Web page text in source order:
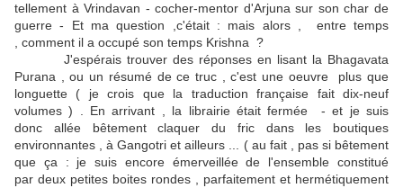
tellement à Vrindavan - cocher-mentor d'Arjuna sur son char de
guerre - Et ma question ,c'était : mais alors , entre temps
, comment il a occupé son temps Krishna ?
J'espérais trouver des réponses en lisant la Bhagavata
Purana , ou un résumé de ce truc , c'est une oeuvre plus que
longuette ( je crois que la traduction française fait dix-neuf
volumes ) . En arrivant , la librairie était fermée - et je suis
donc allée bêtement claquer du fric dans les boutiques
environnantes , à Gangotri et ailleurs ... ( au fait , pas si bêtement
que ça : je suis encore émerveillée de l'ensemble constitué
par deux petites boites rondes , parfaitement et hermétiquement